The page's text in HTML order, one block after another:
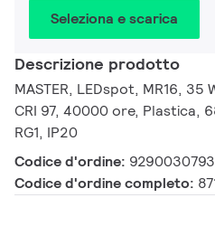
Seleziona e scarica
Descrizione prodotto
MASTER, LEDspot, MR16, 35
CRI 97, 40000 ore, Plastica,
RG1, IP20
Codice d'ordine:
Codice d'ordine completo: